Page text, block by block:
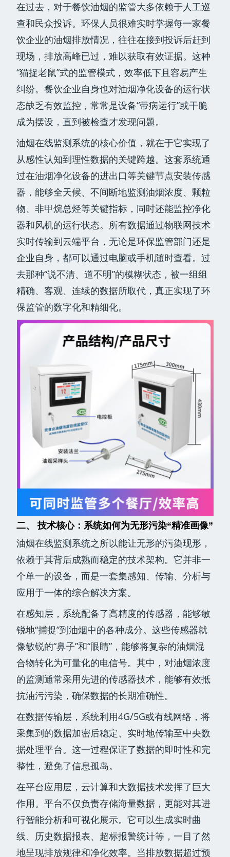
在过去，对于餐饮油烟的监管大多依赖于人工巡
查和民众投诉。环保人员很难实时掌握每一家餐
饮企业的油烟排放情况，往往在接到投诉后赶到
现场，排放高峰已过，难以获取有效证据。这种
“猫捉老鼠”式的监管模式，效率低下且容易产生
纠纷。餐饮企业自身也对油烟净化设备的运行状
态缺乏有效监控，常常是设备“带病运行”或干脆
成为摆设，直到被检查才发现问题。
油烟在线监测系统的核心价值，就在于它实现了
从感性认知到理性数据的关键跨越。这套系统通
过在油烟净化设备的进出口等关键节点安装传感
器，能够全天候、不间断地监测油烟浓度、颗粒
物、非甲烷总烃等关键指标，同时还能监控净化
器和风机的运行状态。所有数据通过物联网技术
实时传输到云端平台，无论是环保监管部门还是
企业自身，都可以通过电脑或手机随时查看。过
去那种“说不清、道不明”的模糊状态，被一组组
精确、客观、连续的数据所取代，真正实现了环
保监管的数字化和精细化。
二、 技术核心：系统如何为无形污染“精准画像”
油烟在线监测系统之所以能让无形的污染现形，
依赖于其背后成熟而稳定的技术架构。它并非一
个单一的设备，而是一套集感知、传输、分析与
应用于一体的综合解决方案。
在感知层，系统配备了高精度的传感器，能够敏
锐地“捕捉”到油烟中的各种成分。这些传感器就
像敏锐的“鼻子”和“眼睛”，能够将复杂的油烟混
合物转化为可量化的电信号。其中，对油烟浓度
的监测通常采用先进的传感器技术，能够有效抵
抗油污污染，确保数据的长期准确性。
在数据传输层，系统利用4G/5G或有线网络，将
采集到的数据加密后稳定、实时地传输至中央数
据处理平台。这一过程保证了数据的即时性和完
整性，避免了信息孤岛。
在平台应用层，云计算和大数据技术发挥了巨大
作用。平台不仅负责存储海量数据，更能对其进
行智能分析和可视化展示。它可以生成实时曲
线、历史数据报表、超标报警统计等，一目了然
地呈现排放规律和净化效率。当排放数据超过预